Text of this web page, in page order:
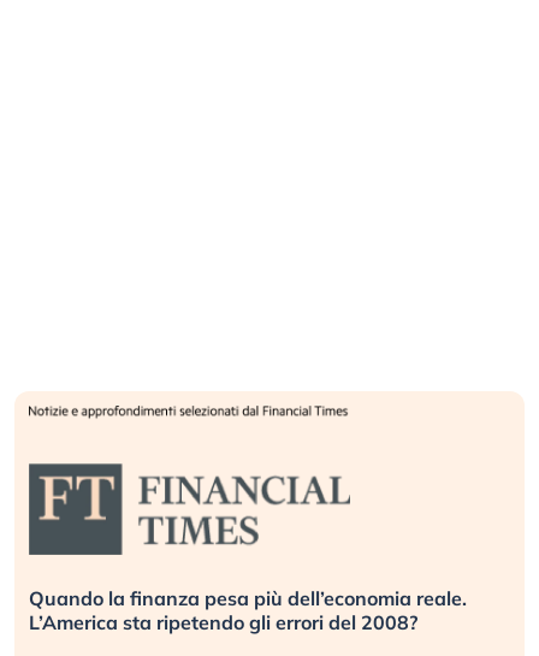
Quando la finanza pesa più dell’economia reale.
L’America sta ripetendo gli errori del 2008?